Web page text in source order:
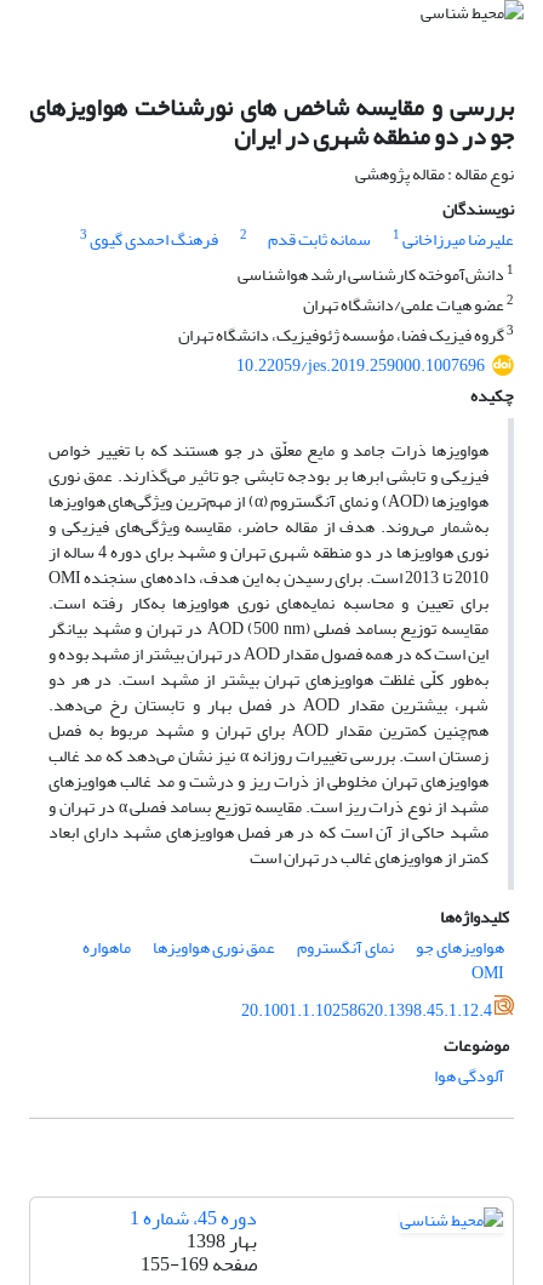
بررسی و مقایسه شاخص های نورشناخت هواویزهای
جو در دو منطقه شهری در ایران
نوع مقاله : مقاله پژوهشی
نویسندگان
علیرضا میرزاخانی1 سمانه ثابت قدم 2 فرهنگ احمدی گیوی3
1 دانش‌آموخته کارشناسی ارشد هواشناسی
2عضو هیات علمی/دانشگاه تهران
3گروه فیزیک فضا، مؤسسه ژئوفیزیک، دانشگاه تهران
10.22059/jes.2019.259000.1007696
چکیده
هواویزها ذرات جامد و مایع معلّق در جو هستند که با تغییر خواص
فیزیکی و تابشی ‌‌ابرها بر بودجه تابشی جو تاثیر می‌گذارند. عمق نوری
هواویزها (AOD) و نمای آنگستروم (α) از مهم‌ترین ویژگی‌های هواویزها
به‌شمار می‌روند. هدف از مقاله حاضر، مقایسه ویژگی‌های فیزیکی و
نوری هواویزها در دو منطقه شهری تهران و مشهد برای دوره 4 ساله از
2010 تا 2013 است. برای رسیدن به این هدف، داده‌های سنجنده OMI
برای تعیین و محاسبه نمایه‌های نوری هواویزها به‌کار رفته است.
مقایسه توزیع بسامد فصلی AOD (500 nm) در تهران و مشهد بیانگر
این است که در همه فصول مقدار AOD در تهران بیشتر از مشهد بوده و
به‌طور کلّی غلظت هواویزهای تهران بیشتر از مشهد است. در هر دو
شهر، بیشترین مقدار AOD در فصل بهار و تابستان رخ می‌دهد.
هم‌چنین کمترین مقدار AOD برای تهران و مشهد مربوط به فصل
زمستان است. بررسی تغییرات روزانه α نیز نشان می‌دهد که مد غالب
هواویزهای تهران مخلوطی از ذرات ریز و درشت و مد غالب هواویزهای
مشهد از نوع ذرات ریز است. مقایسه توزیع بسامد فصلی α در تهران و
مشهد حاکی از آن است که در هر فصل هواویزهای مشهد دارای ابعاد
کمتر از هواویزهای غالب در تهران است
کلیدواژه‌ها
هواویزها‌ی جو
نمای آنگستروم عمق نوری هواویزها ماهواره
OMI
20.1001.1.10258620.1398.45.1.12.4
موضوعات
آلودگی هوا
دوره 45، شماره 1
بهار 1398
صفحه155-169